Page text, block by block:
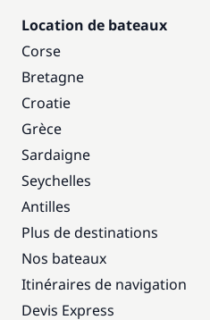
Location de bateaux
Corse
Bretagne
Croatie
Grèce
Sardaigne
Seychelles
Antilles
Plus de destinations
Nos bateaux
Itinéraires de navigation
Devis Express